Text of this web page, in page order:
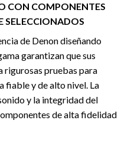
CON COMPONENTES
SELECCIONADOS
de Denon diseñando
garantizan que sus
rigurosas pruebas para
fiable y de alto nivel. La
y la integridad del
de alta fidelidad